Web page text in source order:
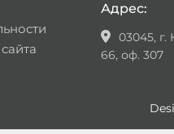
Адрес:
03045,
66, оф. 307